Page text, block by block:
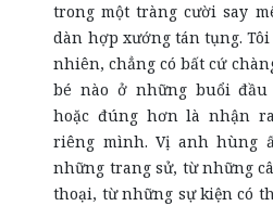
trong một tràng cười say
dàn hợp xướng tán tụng.
nhiên, chẳng có bất cứ
bé nào ở những buổi đầu
hoặc đúng hơn là nhận
riêng mình. Vị anh hùng
những trang sử, từ những
thoại, từ những sự kiện có